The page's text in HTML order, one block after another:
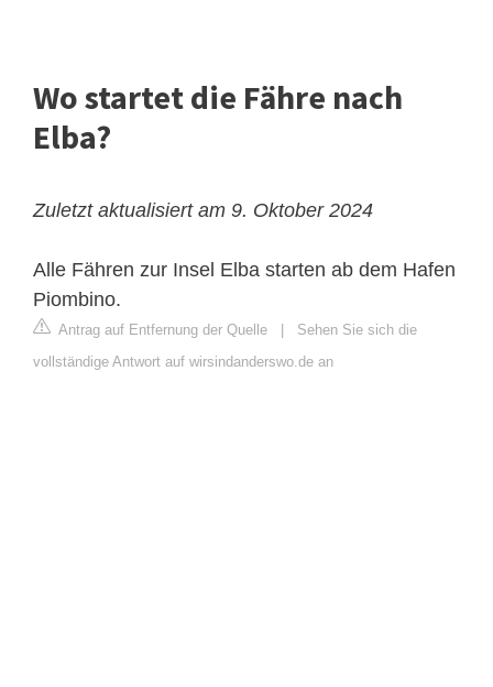
Wo startet die Fähre nach
Elba?
Zuletzt aktualisiert am 9. Oktober 2024
Alle Fähren zur Insel Elba starten ab dem Hafen
Piombino.
Antrag auf Entfernung der Quelle
Sehen Sie sich die
vollständige Antwort auf wirsindanderswo.de an